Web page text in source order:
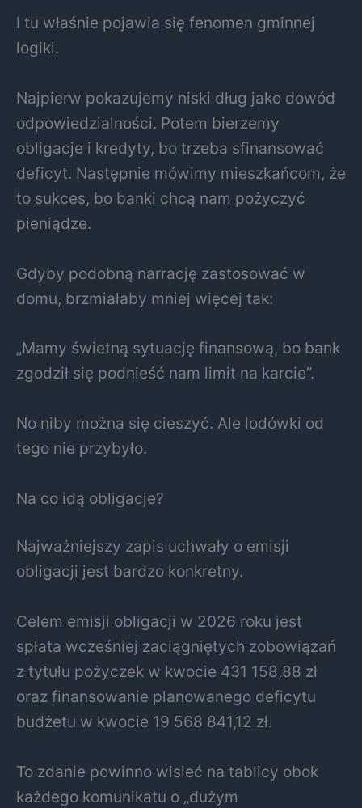
I tu właśnie pojawia się fenomen gminnej
logiki.
Najpierw pokazujemy niski dług jako dowód
odpowiedzialności. Potem bierzemy
obligacje i kredyty, bo trzeba sfinansować
deficyt. Następnie mówimy mieszkańcom, że
to sukces, bo banki chcą nam pożyczyć
pieniądze.
Gdyby podobną narrację zastosować w
domu, brzmiałaby mniej więcej tak:
„Mamy świetną sytuację finansową, bo bank
zgodził się podnieść nam limit na karcie”.
No niby można się cieszyć. Ale lodówki od
tego nie przybyło.
Na co idą obligacje?
Najważniejszy zapis uchwały o emisji
obligacji jest bardzo konkretny.
Celem emisji obligacji w 2026 roku jest
spłata wcześniej zaciągniętych zobowiązań
z tytułu pożyczek w kwocie 431 158,88 zł
oraz finansowanie planowanego deficytu
budżetu w kwocie 19 568 841,12 zł.
To zdanie powinno wisieć na tablicy obok
każdego komunikatu o „dużym